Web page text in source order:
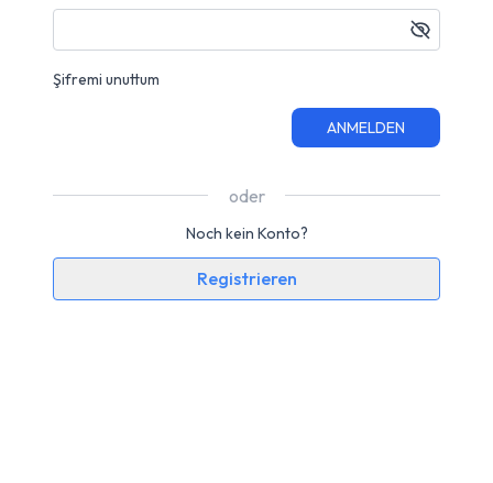
Şifremi unuttum
ANMELDEN
oder
Noch kein Konto?
Registrieren